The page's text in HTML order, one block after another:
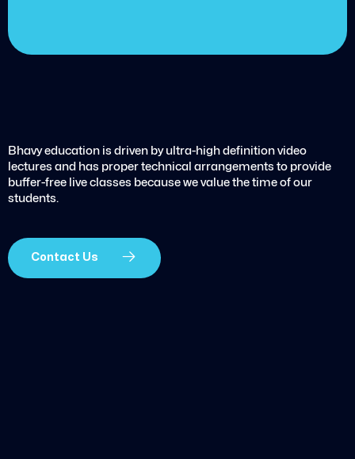
Bhavy education is driven by ultra-high definition video
lectures and has proper technical arrangements to provide
buffer-free live classes because we value the time of our
students.
Contact Us